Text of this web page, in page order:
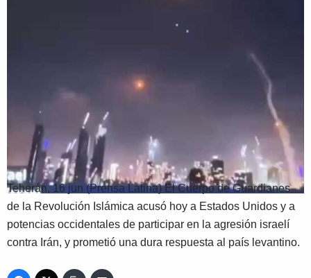
Teherán, 16 jun (Prensa Latina) El Cuerpo de Guardianes
de la Revolución Islámica acusó hoy a Estados Unidos y a
potencias occidentales de participar en la agresión israelí
contra Irán, y prometió una dura respuesta al país levantino.